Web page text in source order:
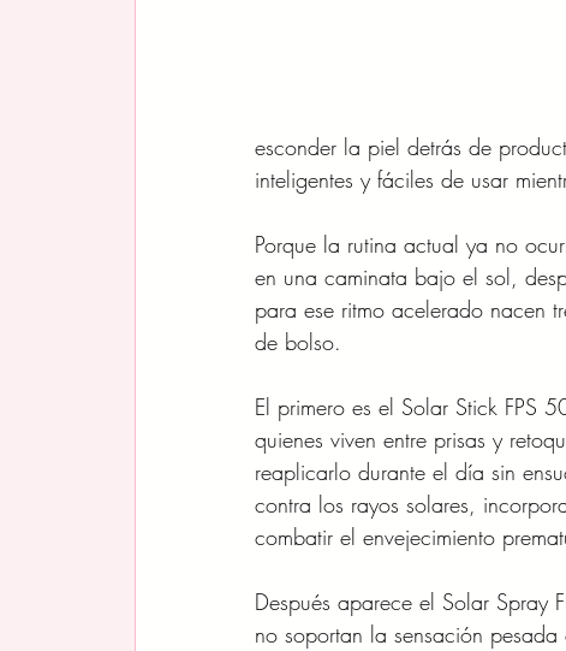
esconder la piel detrás de
inteligentes y fáciles de usar
Porque la rutina actual ya no
en una caminata bajo el sol,
para ese ritmo acelerado nacen
de bolso.
El primero es el Solar Stick FPS
quienes viven entre prisas y
reaplicarlo durante el día sin
contra los rayos solares,
combatir el envejecimiento
Después aparece el Solar Spray
no soportan la sensación